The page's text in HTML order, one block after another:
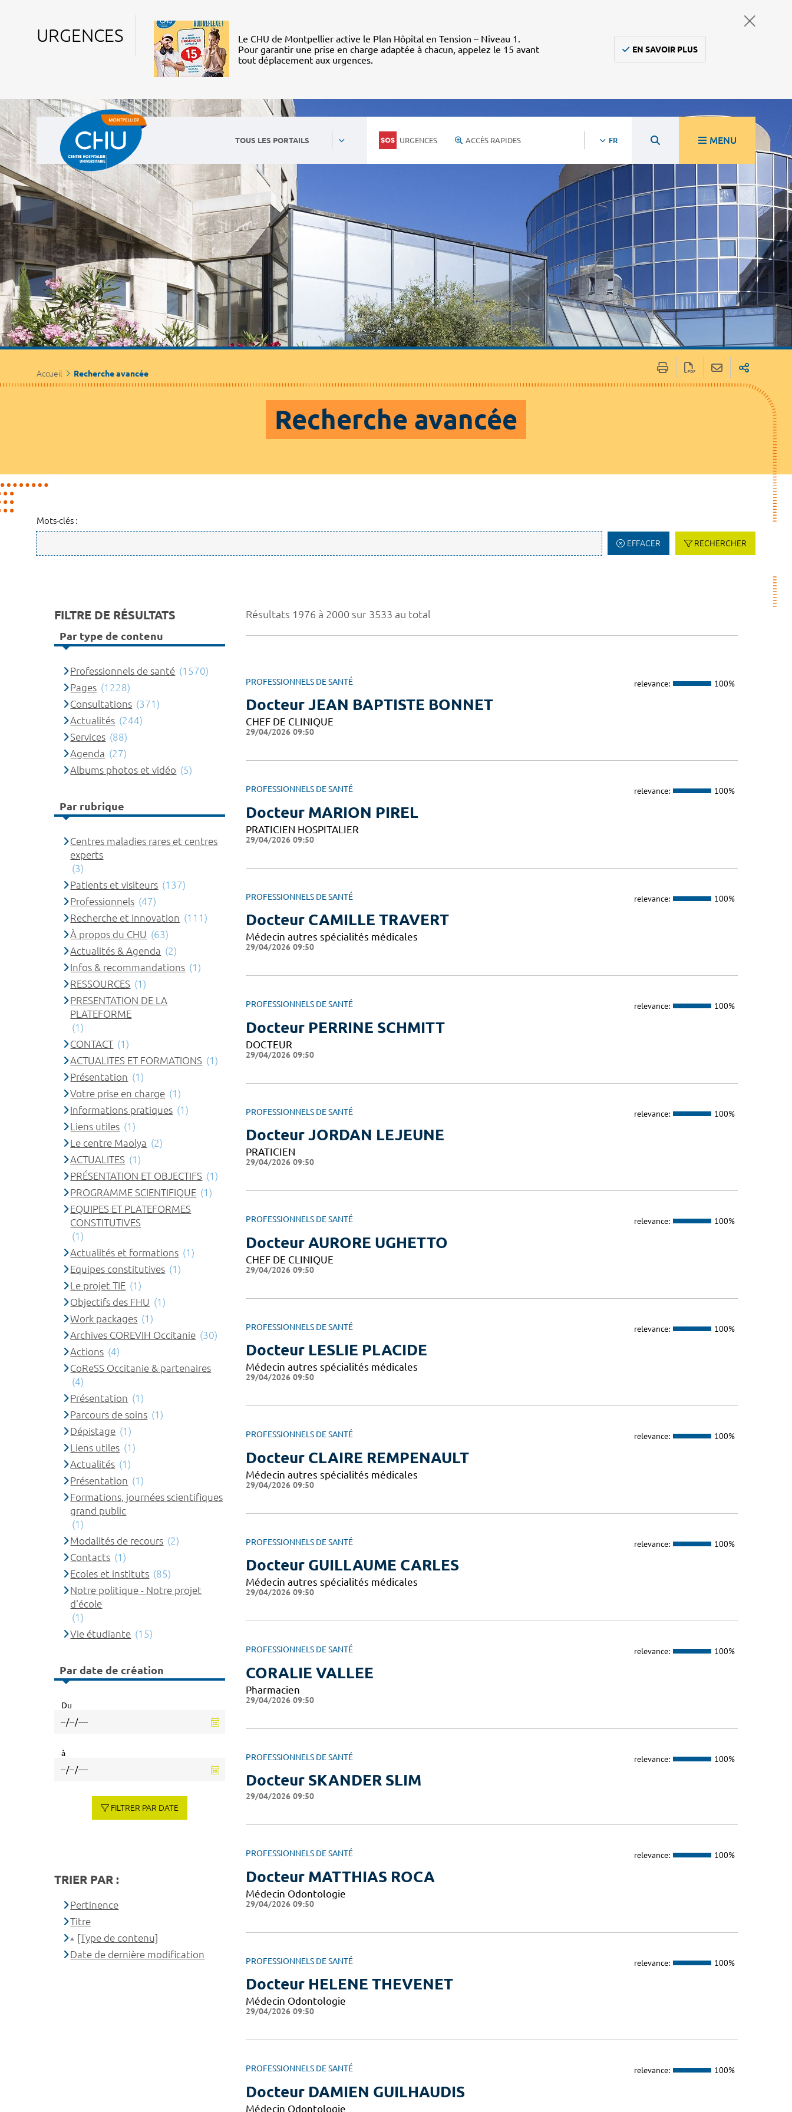
URGENCES
Le CHU de Montpellier active le Plan Hôpital en Tension – Niveau 1.
Pour garantir une prise en charge adaptée à chacun, appelez le 15 avant
tout déplacement aux urgences.
EN SAVOIR PLUS
TOUS LES PORTAILS URGENCES ACCÈS RAPIDES FR MENU
Accueil Recherche avancée
Recherche avancée
Mots-clés :
EFFACER RECHERCHER
Résultats 1976 à 2000 sur 3533 au total
PROFESSIONNELS DE SANTÉ relevance: 100%
Docteur JEAN BAPTISTE BONNET
CHEF DE CLINIQUE
29/04/2026 09:50
PROFESSIONNELS DE SANTÉ relevance: 100%
Docteur MARION PIREL
PRATICIEN HOSPITALIER
29/04/2026 09:50
PROFESSIONNELS DE SANTÉ relevance: 100%
Docteur CAMILLE TRAVERT
Médecin autres spécialités médicales
29/04/2026 09:50
PROFESSIONNELS DE SANTÉ relevance: 100%
Docteur PERRINE SCHMITT
DOCTEUR
29/04/2026 09:50
PROFESSIONNELS DE SANTÉ relevance: 100%
Docteur JORDAN LEJEUNE
PRATICIEN
29/04/2026 09:50
PROFESSIONNELS DE SANTÉ relevance: 100%
Docteur AURORE UGHETTO
CHEF DE CLINIQUE
29/04/2026 09:50
PROFESSIONNELS DE SANTÉ relevance: 100%
Docteur LESLIE PLACIDE
Médecin autres spécialités médicales
29/04/2026 09:50
PROFESSIONNELS DE SANTÉ relevance: 100%
Docteur CLAIRE REMPENAULT
Médecin autres spécialités médicales
29/04/2026 09:50
PROFESSIONNELS DE SANTÉ relevance: 100%
Docteur GUILLAUME CARLES
Médecin autres spécialités médicales
29/04/2026 09:50
PROFESSIONNELS DE SANTÉ relevance: 100%
CORALIE VALLEE
Pharmacien
29/04/2026 09:50
PROFESSIONNELS DE SANTÉ relevance: 100%
Docteur SKANDER SLIM
29/04/2026 09:50
PROFESSIONNELS DE SANTÉ relevance: 100%
Docteur MATTHIAS ROCA
Médecin Odontologie
29/04/2026 09:50
PROFESSIONNELS DE SANTÉ relevance: 100%
Docteur HELENE THEVENET
Médecin Odontologie
29/04/2026 09:50
PROFESSIONNELS DE SANTÉ relevance: 100%
Docteur DAMIEN GUILHAUDIS
Médecin Odontologie
FILTRE DE RÉSULTATS
Par type de contenu
Professionnels de santé (1570)
Pages (1228)
Consultations (371)
Actualités (244)
Services (88)
Agenda (27)
Albums photos et vidéo (5)
Par rubrique
Centres maladies rares et centres
experts
(3)
Patients et visiteurs (137)
Professionnels (47)
Recherche et innovation (111)
À propos du CHU (63)
Actualités & Agenda (2)
Infos & recommandations (1)
RESSOURCES (1)
PRESENTATION DE LA
PLATEFORME
(1)
CONTACT (1)
ACTUALITES ET FORMATIONS (1)
Présentation (1)
Votre prise en charge (1)
Informations pratiques (1)
Liens utiles (1)
Le centre Maolya (2)
ACTUALITES (1)
PRÉSENTATION ET OBJECTIFS (1)
PROGRAMME SCIENTIFIQUE (1)
EQUIPES ET PLATEFORMES
CONSTITUTIVES
(1)
Actualités et formations (1)
Equipes constitutives (1)
Le projet TIE (1)
Objectifs des FHU (1)
Work packages (1)
Archives COREVIH Occitanie (30)
Actions (4)
CoReSS Occitanie & partenaires
(4)
Présentation (1)
Parcours de soins (1)
Dépistage (1)
Liens utiles (1)
Actualités (1)
Présentation (1)
Formations, journées scientifiques
grand public
(1)
Modalités de recours (2)
Contacts (1)
Ecoles et instituts (85)
Notre politique - Notre projet
d'école
(1)
Vie étudiante (15)
Par date de création
Du
à
FILTRER PAR DATE
TRIER PAR :
Pertinence
Titre
[Type de contenu]
Date de dernière modification